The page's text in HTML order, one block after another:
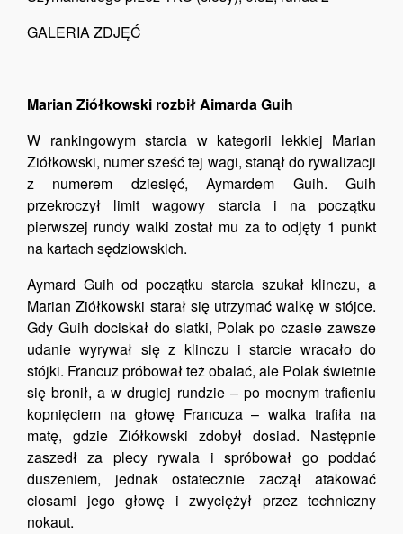
GALERIA ZDJĘĆ
Marian Ziółkowski rozbił Aimarda Guih
W rankingowym starcia w kategorii lekkiej Marian
Ziółkowski, numer sześć tej wagi, stanął do rywalizacji
z numerem dziesięć, Aymardem Guih. Guih
przekroczył limit wagowy starcia i na początku
pierwszej rundy walki został mu za to odjęty 1 punkt
na kartach sędziowskich.
Aymard Guih od początku starcia szukał klinczu, a
Marian Ziółkowski starał się utrzymać walkę w stójce.
Gdy Guih dociskał do siatki, Polak po czasie zawsze
udanie wyrywał się z klinczu i starcie wracało do
stójki. Francuz próbował też obalać, ale Polak świetnie
się bronił, a w drugiej rundzie – po mocnym trafieniu
kopnięciem na głowę Francuza – walka trafiła na
matę, gdzie Ziółkowski zdobył dosiad. Następnie
zaszedł za plecy rywala i spróbował go poddać
duszeniem, jednak ostatecznie zaczął atakować
ciosami jego głowę i zwyciężył przez techniczny
nokaut.